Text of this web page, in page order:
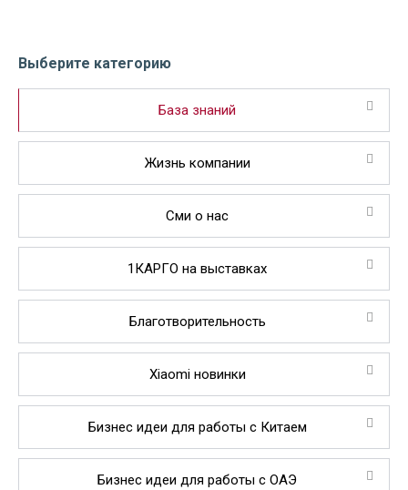
Выберите категорию
База знаний
Жизнь компании
Сми о нас
1КАРГО на выставках
Благотворительность
Xiaomi новинки
Бизнес идеи для работы с Китаем
Бизнес идеи для работы с ОАЭ